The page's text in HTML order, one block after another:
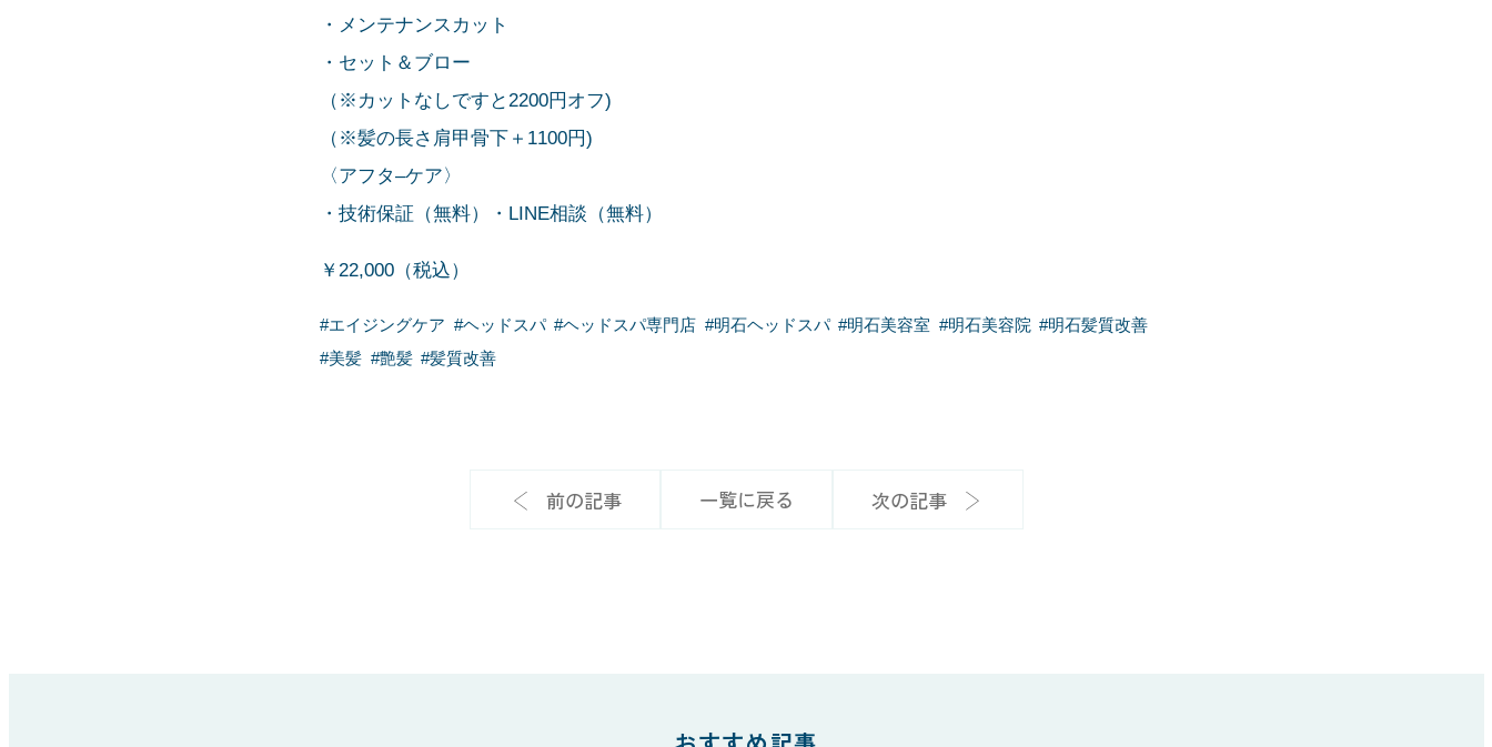
・メンテナンスカット
・セット＆ブロー
（※カットなしですと2200円オフ)
（※髪の長さ肩甲骨下＋1100円)
〈アフタ–ケア〉
・技術保証（無料）・LINE相談（無料）
￥22,000（税込）
#エイジングケア #ヘッドスパ #ヘッドスパ専門店 #明石ヘッドスパ #明石美容室 #明石美容院 #明石髪質改善
#美髪 #艶髪 #髪質改善
前の記事 一覧に戻る 次の記事